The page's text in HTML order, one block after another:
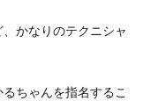
かなりのテクニシャ
ちゃんを指名するこ